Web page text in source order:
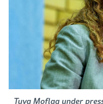
Tuva Moflag under